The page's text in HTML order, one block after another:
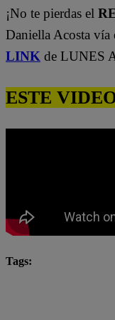
¡No te pierdas el
Daniella Acosta vía
LINK de LUNES
ESTE
Tags: